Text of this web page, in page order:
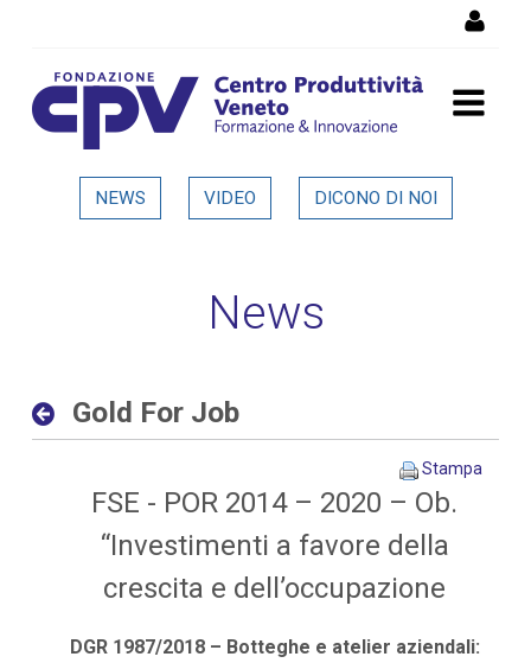
Gold For Job - Dettaglio in
NEWS VIDEO DICONO DI NOI
News
Gold For Job
Stampa
FSE - POR 2014 – 2020 – Ob.
“Investimenti a favore della
crescita e dell’occupazione
DGR 1987/2018 – Botteghe e atelier aziendali: